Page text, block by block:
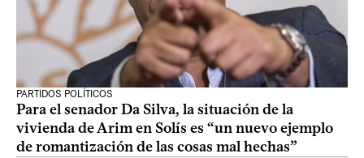
PARTIDOS POLÍTICOS
Para el senador Da Silva, la situación de la
vivienda de Arim en Solís es “un nuevo ejemplo
de romantización de las cosas mal hechas”